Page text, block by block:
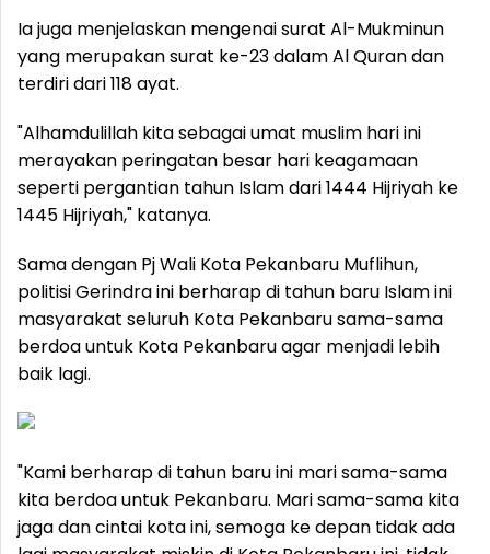
Ia juga menjelaskan mengenai surat Al-Mukminun
yang merupakan surat ke-23 dalam Al Quran dan
terdiri dari 118 ayat.
"Alhamdulillah kita sebagai umat muslim hari ini
merayakan peringatan besar hari keagamaan
seperti pergantian tahun Islam dari 1444 Hijriyah ke
1445 Hijriyah," katanya.
Sama dengan Pj Wali Kota Pekanbaru Muflihun,
politisi Gerindra ini berharap di tahun baru Islam ini
masyarakat seluruh Kota Pekanbaru sama-sama
berdoa untuk Kota Pekanbaru agar menjadi lebih
baik lagi.
"Kami berharap di tahun baru ini mari sama-sama
kita berdoa untuk Pekanbaru. Mari sama-sama kita
jaga dan cintai kota ini, semoga ke depan tidak ada